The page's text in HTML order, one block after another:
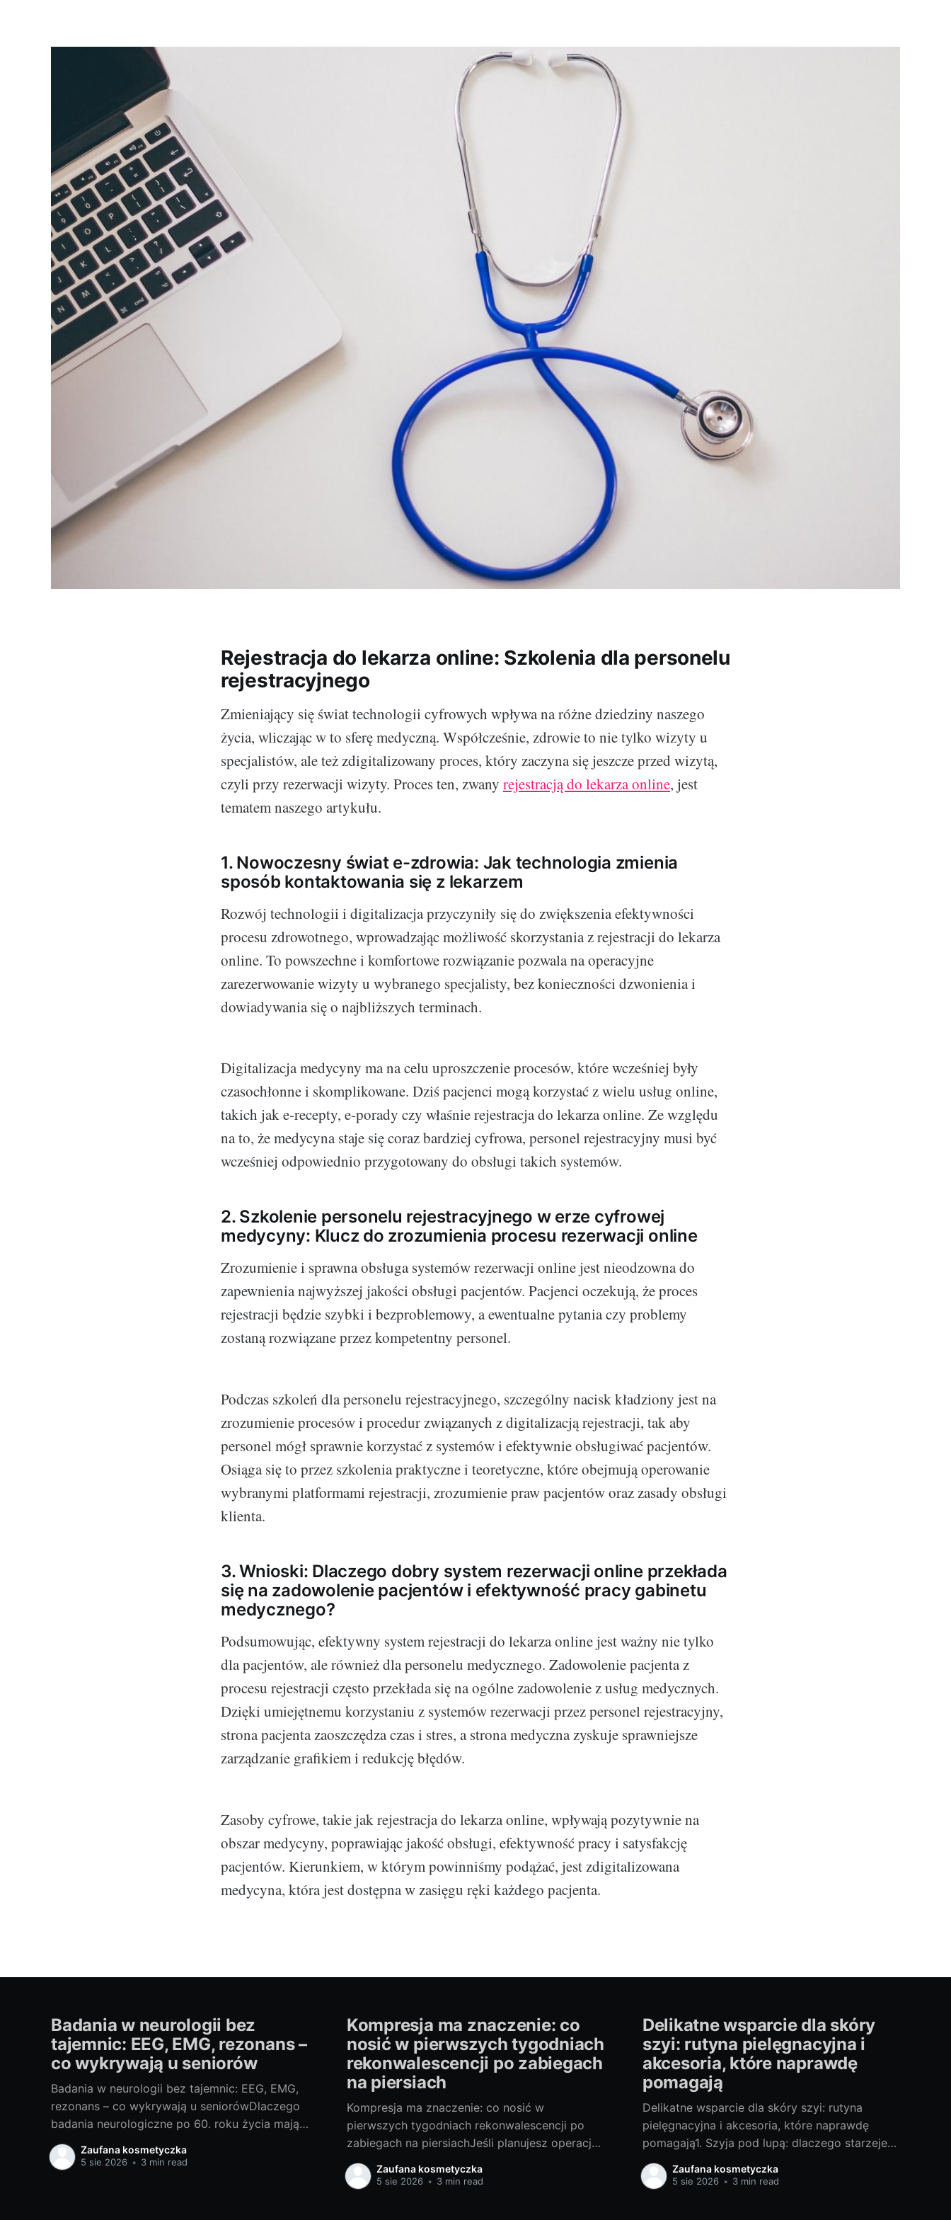
Rejestracja do lekarza online: Szkolenia dla personelu
rejestracyjnego
Zmieniający się świat technologii cyfrowych wpływa na różne dziedziny naszego
życia, wliczając w to sferę medyczną. Współcześnie, zdrowie to nie tylko wizyty u
specjalistów, ale też zdigitalizowany proces, który zaczyna się jeszcze przed wizytą,
czyli przy rezerwacji wizyty. Proces ten, zwany rejestracją do lekarza online, jest
tematem naszego artykułu.
1. Nowoczesny świat e-zdrowia: Jak technologia zmienia
sposób kontaktowania się z lekarzem
Rozwój technologii i digitalizacja przyczyniły się do zwiększenia efektywności
procesu zdrowotnego, wprowadzając możliwość skorzystania z rejestracji do lekarza
online. To powszechne i komfortowe rozwiązanie pozwala na operacyjne
zarezerwowanie wizyty u wybranego specjalisty, bez konieczności dzwonienia i
dowiadywania się o najbliższych terminach.
Digitalizacja medycyny ma na celu uproszczenie procesów, które wcześniej były
czasochłonne i skomplikowane. Dziś pacjenci mogą korzystać z wielu usług online,
takich jak e-recepty, e-porady czy właśnie rejestracja do lekarza online. Ze względu
na to, że medycyna staje się coraz bardziej cyfrowa, personel rejestracyjny musi być
wcześniej odpowiednio przygotowany do obsługi takich systemów.
2. Szkolenie personelu rejestracyjnego w erze cyfrowej
medycyny: Klucz do zrozumienia procesu rezerwacji online
Zrozumienie i sprawna obsługa systemów rezerwacji online jest nieodzowna do
zapewnienia najwyższej jakości obsługi pacjentów. Pacjenci oczekują, że proces
rejestracji będzie szybki i bezproblemowy, a ewentualne pytania czy problemy
zostaną rozwiązane przez kompetentny personel.
Podczas szkoleń dla personelu rejestracyjnego, szczególny nacisk kładziony jest na
zrozumienie procesów i procedur związanych z digitalizacją rejestracji, tak aby
personel mógł sprawnie korzystać z systemów i efektywnie obsługiwać pacjentów.
Osiąga się to przez szkolenia praktyczne i teoretyczne, które obejmują operowanie
wybranymi platformami rejestracji, zrozumienie praw pacjentów oraz zasady obsługi
klienta.
3. Wnioski: Dlaczego dobry system rezerwacji online przekłada
się na zadowolenie pacjentów i efektywność pracy gabinetu
medycznego?
Podsumowując, efektywny system rejestracji do lekarza online jest ważny nie tylko
dla pacjentów, ale również dla personelu medycznego. Zadowolenie pacjenta z
procesu rejestracji często przekłada się na ogólne zadowolenie z usług medycznych.
Dzięki umiejętnemu korzystaniu z systemów rezerwacji przez personel rejestracyjny,
strona pacjenta zaoszczędza czas i stres, a strona medyczna zyskuje sprawniejsze
zarządzanie grafikiem i redukcję błędów.
Zasoby cyfrowe, takie jak rejestracja do lekarza online, wpływają pozytywnie na
obszar medycyny, poprawiając jakość obsługi, efektywność pracy i satysfakcję
pacjentów. Kierunkiem, w którym powinniśmy podążać, jest zdigitalizowana
medycyna, która jest dostępna w zasięgu ręki każdego pacjenta.
Badania w neurologii bez
tajemnic: EEG, EMG, rezonans –
co wykrywają u seniorów
Badania w neurologii bez tajemnic: EEG, EMG,
rezonans – co wykrywają u seniorówDlaczego
badania neurologiczne po 60. roku życia mają
znaczenieJako blogerka, ale i miłośniczka
rzetelnej wiedzy medycznej, często widzę, że u
Zaufana kosmetyczka
5 sie 2026 • 3 min read
Kompresja ma znaczenie: co
nosić w pierwszych tygodniach
rekonwalescencji po zabiegach
na piersiach
Kompresja ma znaczenie: co nosić w
pierwszych tygodniach rekonwalescencji po
zabiegach na piersiachJeśli planujesz operację
piersi lub właśnie wracasz do domu po
zabiegu, to jeden z najważniejszych wyborów,
Zaufana kosmetyczka
5 sie 2026 • 3 min read
Delikatne wsparcie dla skóry
szyi: rutyna pielęgnacyjna i
akcesoria, które naprawdę
pomagają
Delikatne wsparcie dla skóry szyi: rutyna
pielęgnacyjna i akcesoria, które naprawdę
pomagają1. Szyja pod lupą: dlaczego starzeje
się inaczej i czego jej naprawdę potrzebaOd lat
testuję pielęgnację szyi i dekoltu z pomocą
Zaufana kosmetyczka
5 sie 2026 • 3 min read